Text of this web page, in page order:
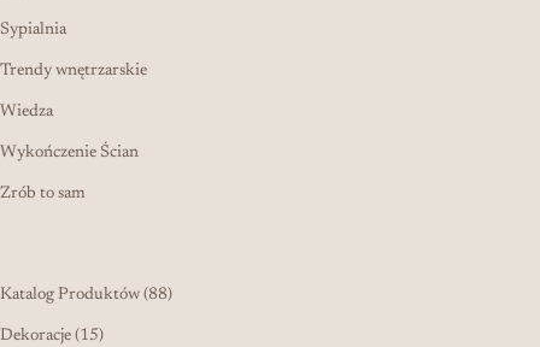
Sypialnia
Trendy wnętrzarskie
Wiedza
Wykończenie Ścian
Zrób to sam
Katalog Produktów 8888 produktów
Dekoracje 1515 produktów